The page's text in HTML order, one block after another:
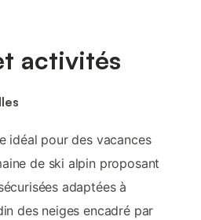
activités
idéal pour des vacances
de ski alpin proposant
adaptées à
des neiges encadré par